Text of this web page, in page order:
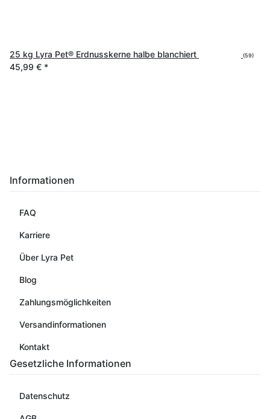
25 kg Lyra Pet® Erdnusskerne halbe blanchiert (59)
45,99 € *
Informationen
FAQ
Karriere
Über Lyra Pet
Blog
Zahlungsmöglichkeiten
Versandinformationen
Kontakt
Gesetzliche Informationen
Datenschutz